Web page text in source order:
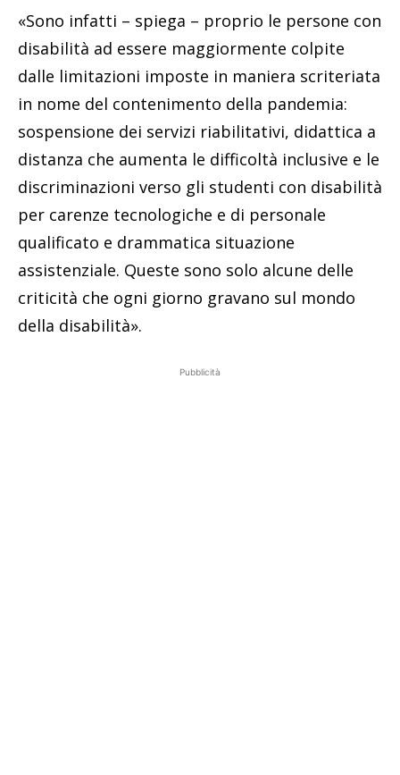
«Sono infatti – spiega – proprio le persone con
disabilità ad essere maggiormente colpite
dalle limitazioni imposte in maniera scriteriata
in nome del contenimento della pandemia:
sospensione dei servizi riabilitativi, didattica a
distanza che aumenta le difficoltà inclusive e le
discriminazioni verso gli studenti con disabilità
per carenze tecnologiche e di personale
qualificato e drammatica situazione
assistenziale. Queste sono solo alcune delle
criticità che ogni giorno gravano sul mondo
della disabilità».
Pubblicità